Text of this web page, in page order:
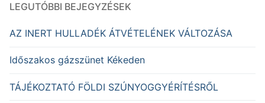
LEGUTÓBBI BEJEGYZÉSEK
AZ INERT HULLADÉK ÁTVÉTELÉNEK VÁLTOZÁSA
Időszakos gázszünet Kékeden
TÁJÉKOZTATÓ FÖLDI SZÚNYOGGYÉRÍTÉSRŐL